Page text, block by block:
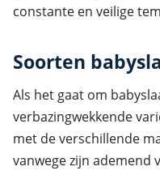
constante en veilige
Soorten
Als het gaat om
verbazingwekkende
met de verschillende
vanwege zijn ademend